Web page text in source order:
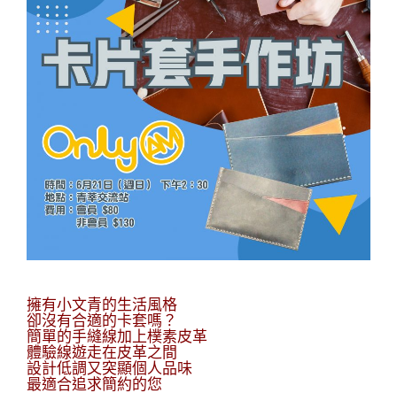
擁有小文青的生活風格
卻沒有合適的卡套嗎？
簡單的手縫線加上樸素皮革
體驗線遊走在皮革之間
設計低調又突顯個人品味
最適合追求簡約的您